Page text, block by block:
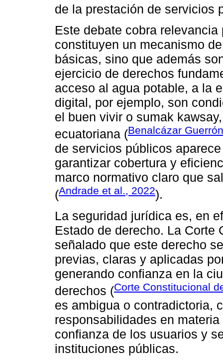
de la prestación de servicios
Este debate cobra
constituyen un mecanismo
básicas, sino que además
ejercicio de derechos
acceso al agua potable, a la
digital, por ejemplo, son
el buen vivir o sumak
ecuatoriana (Benalcázar
de servicios públicos
garantizar cobertura y
marco normativo claro que
(Andrade et al., 2022).
La seguridad jurídica es, en
Estado de derecho. La Corte
señalado que este derecho
previas, claras y aplicadas
generando confianza en la
derechos (Corte Constitucional
es ambigua o contradictoria,
responsabilidades en
confianza de los usuarios y
instituciones públicas.